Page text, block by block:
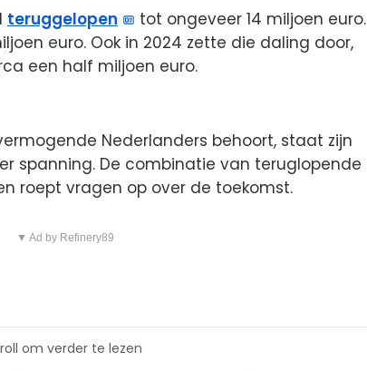
teruggelopen
tot ongeveer 14 miljoen euro.
euro. Ook in 2024 zette die daling door,
een half miljoen euro.
Nederlanders behoort, staat zijn
spanning. De combinatie van teruglopende
roept vragen op over de toekomst.
▼ Ad by Refinery89
om verder te lezen